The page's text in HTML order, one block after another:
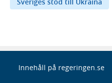
Innehåll på regeringen.se